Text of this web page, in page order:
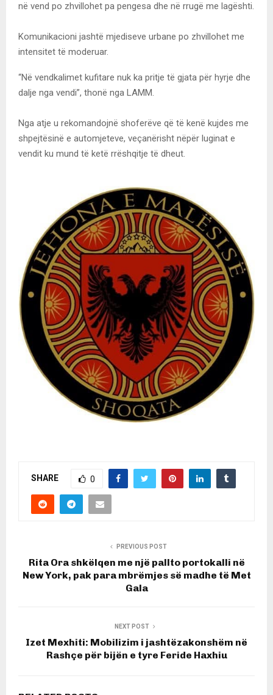
në vend po zhvillohet pa pengesa dhe në rrugë me lagështi.
Komunikacioni jashtë mjediseve urbane po zhvillohet me
intensitet të moderuar.
“Në vendkalimet kufitare nuk ka pritje të gjata për hyrje dhe
dalje nga vendi”, thonë nga LAMM.
Nga atje u rekomandojnë shoferëve që të kenë kujdes me
shpejtësinë e automjeteve, veçanërisht nëpër luginat e
vendit ku mund të ketë rrëshqitje të dheut.
SHARE 0
PREVIOUS POST
Rita Ora shkëlqen me një pallto portokalli në
New York, pak para mbrëmjes së madhe të Met
Gala
NEXT POST
Izet Mexhiti: Mobilizim i jashtëzakonshëm në
Rashçe për bijën e tyre Feride Haxhiu